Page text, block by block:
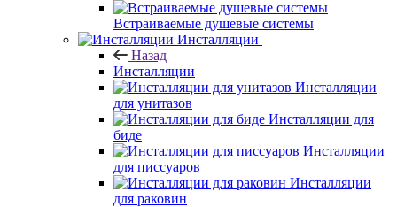
Встраиваемые душевые системы
Инсталляции
Назад
Инсталляции
Инсталляции
для унитазов
Инсталляции для
биде
Инсталляции
для писсуаров
Инсталляции
для раковин